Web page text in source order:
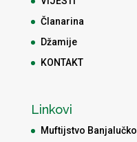
Članarina
Džamije
KONTAKT
Linkovi
Muftijstvo Banjalučko